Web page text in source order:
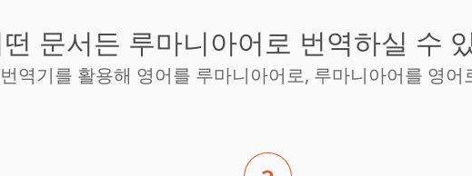
문서든 루마니아어로 번역하실 수
역기를 활용해 영어를 루마니아어로, 루마니아어를 영어